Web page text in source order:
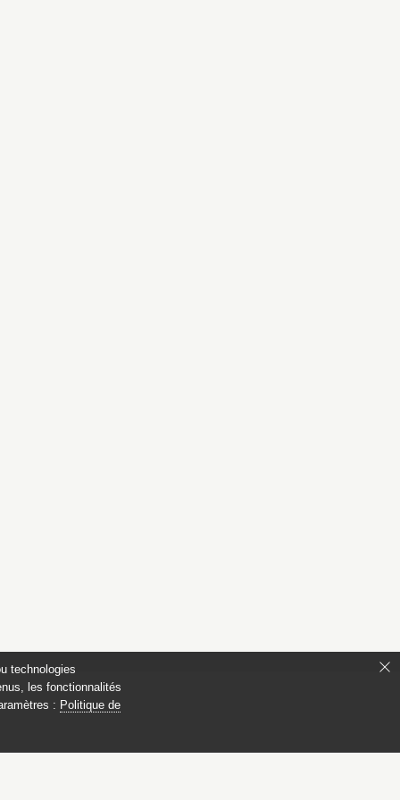
technologies
les fonctionnalités
: Politique de